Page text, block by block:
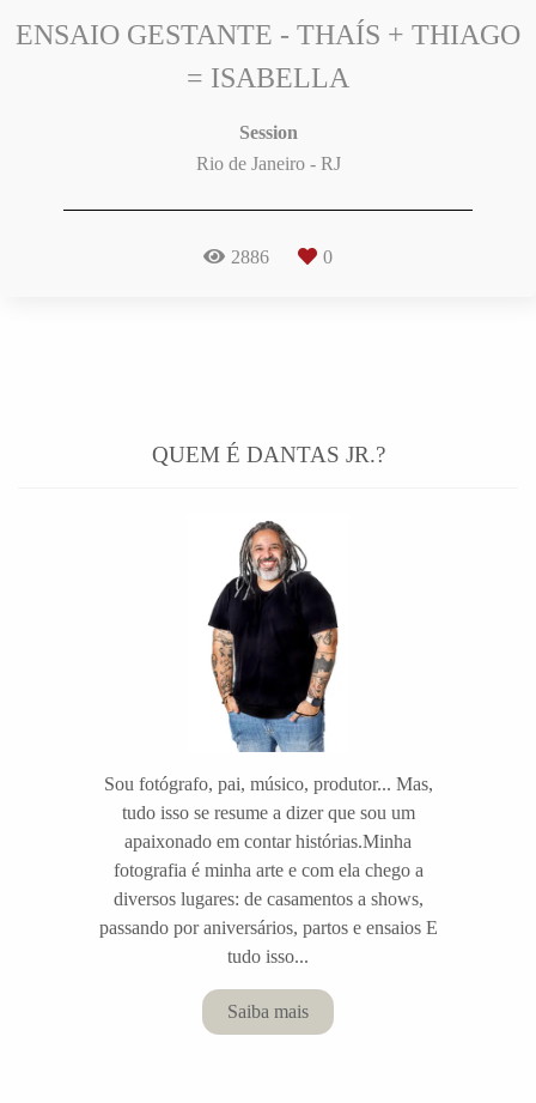
ENSAIO GESTANTE - THAÍS + THIAGO
= ISABELLA
Session
Rio de Janeiro - RJ
2886 0
QUEM É DANTAS JR.?
Sou fotógrafo, pai, músico, produtor... Mas,
tudo isso se resume a dizer que sou um
apaixonado em contar histórias.Minha
fotografia é minha arte e com ela chego a
diversos lugares: de casamentos a shows,
passando por aniversários, partos e ensaios E
tudo isso...
Saiba mais